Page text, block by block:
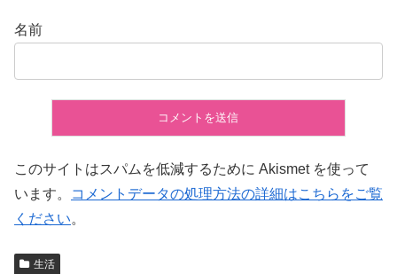
名前
このサイトはスパムを低減するために Akismet を使って
います。
コメントデータの処理方法の詳細はこちらをご覧
ください。
生活